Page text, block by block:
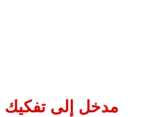
مدخل إلى تفكيك